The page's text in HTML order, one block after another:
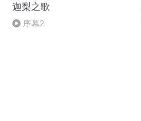
迦梨之歌
序幕2